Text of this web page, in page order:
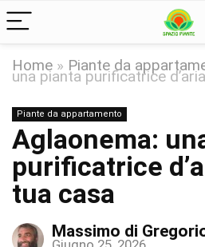
Home » Piante da
una pianta purificatrice
Piante da appartamento
Aglaonema:
purificatrice
tua casa
Massimo di